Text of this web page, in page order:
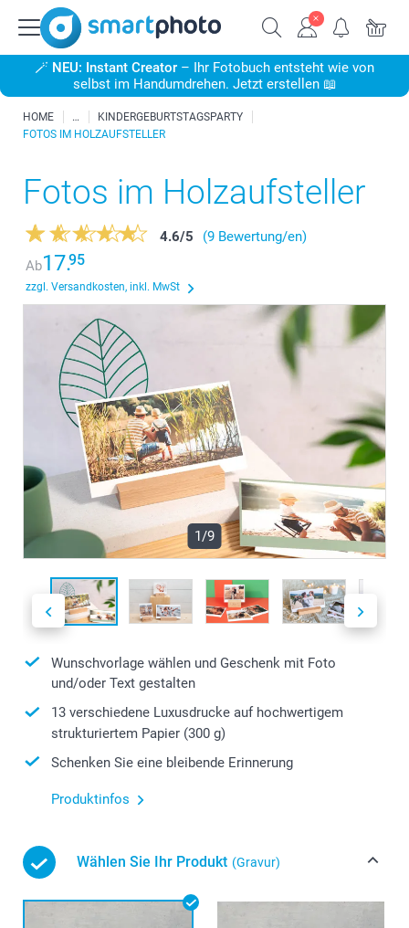
🪄 NEU: Instant Creator – Ihr Fotobuch entsteht wie von
selbst im Handumdrehen. Jetzt erstellen 📖
HOME
KINDERGEBURTSTAGSPARTY
FOTOS IM HOLZAUFSTELLER
Fotos im Holzaufsteller
4.6/5
(9 Bewertung/en)
Ab17.95
zzgl. Versandkosten, inkl. MwSt
1/9
Wunschvorlage wählen und Geschenk mit Foto
und/oder Text gestalten
13 verschiedene Luxusdrucke auf hochwertigem
strukturiertem Papier (300 g)
Schenken Sie eine bleibende Erinnerung
Produktinfos
Wählen Sie Ihr Produkt (Gravur)